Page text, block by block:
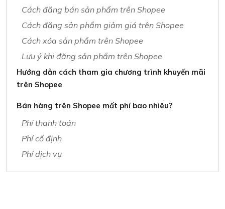
Cách đăng bán sản phẩm trên Shopee
Cách đăng sản phẩm giảm giá trên Shopee
Cách xóa sản phẩm trên Shopee
Lưu ý khi đăng sản phẩm trên Shopee
Hướng dẫn cách tham gia chương trình khuyến mãi
trên Shopee
Bán hàng trên Shopee mất phí bao nhiêu?
Phí thanh toán
Phí cố định
Phí dịch vụ